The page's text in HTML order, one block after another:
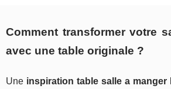
Comment transformer votre
avec une table originale ?
Une inspiration table salle a manger